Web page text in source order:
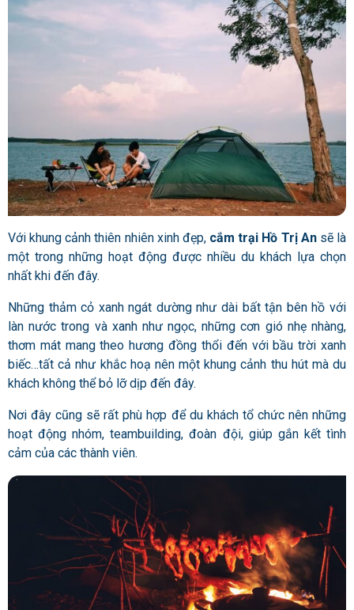
Với khung cảnh thiên nhiên xinh đẹp,cắm trại Hồ Trị Ansẽ là
một trong những hoạt động được nhiều du khách lựa chọn
nhất khi đến đây.
Những thảm cỏ xanh ngát dường như dài bất tận bên hồ với
làn nước trong và xanh như ngọc, những cơn gió nhẹ nhàng,
thơm mát mang theo hương đồng thổi đến với bầu trời xanh
biếc…tất cả như khắc hoạ nên một khung cảnh thu hút mà du
khách không thể bỏ lỡ dịp đến đây.
Nơi đây cũng sẽ rất phù hợp để du khách tổ chức nên những
hoạt động nhóm, teambuilding, đoàn đội, giúp gắn kết tình
cảm của các thành viên.